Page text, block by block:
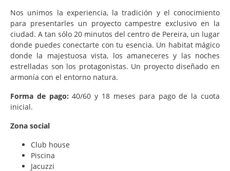
Nos unimos la experiencia, la tradición y el conocimiento
para presentarles un proyecto campestre exclusivo en la
ciudad. A tan sólo 20 minutos del centro de Pereira, un lugar
donde puedes conectarte con tu esencia. Un habitat mágico
donde la majestuosa vista, los amaneceres y las noches
estrelladas son los protagonistas. Un proyecto diseñado en
armonía con el entorno natura.
Forma de pago: 40/60 y 18 meses para pago de la cuota
inicial.
Zona social
Club house
Piscina
Jacuzzi